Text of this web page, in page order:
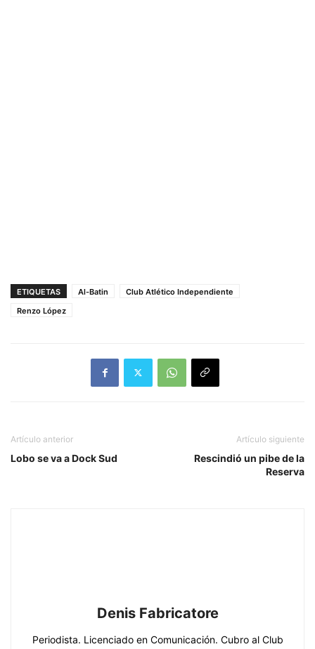
ETIQUETAS Al-Batin
Club Atlético Independiente
Renzo López
Artículo anterior
Lobo se va a Dock Sud
Artículo siguiente
Rescindió un pibe de la
Reserva
Denis Fabricatore
Periodista. Licenciado en Comunicación. Cubro al Club